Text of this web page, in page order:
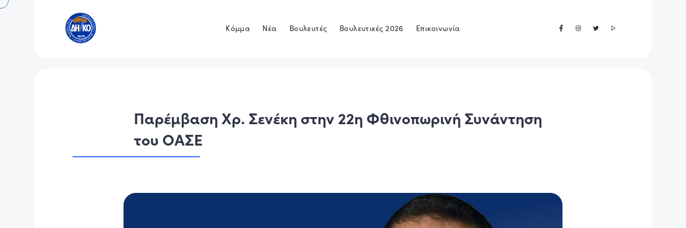
Κόμμα Νέα Βουλευτές Βουλευτικές 2026 Επικοινωνία
Παρέμβαση Χρ. Σενέκη στην 22η Φθινοπωρινή Συνάντηση
του ΟΑΣΕ